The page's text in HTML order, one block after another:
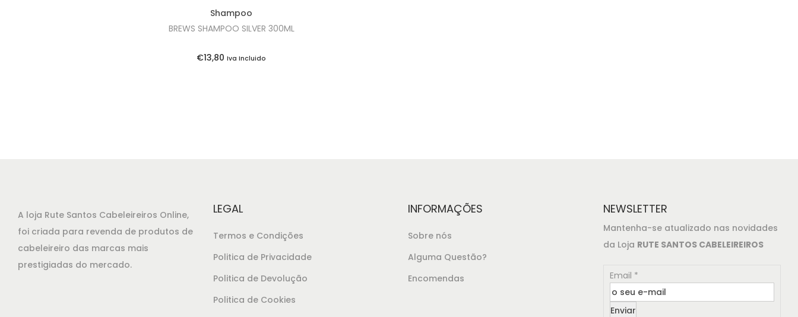
Shampoo
BREWS SHAMPOO SILVER 300ML
€13,80 Iva Incluido
A loja Rute Santos Cabeleireiros Online,
foi criada para revenda de produtos de
cabeleireiro das marcas mais
prestigiadas do mercado.
LEGAL
Termos e Condições
Politica de Privacidade
Politica de Devolução
Politica de Cookies
INFORMAÇÕES
Sobre nós
Alguma Questão?
Encomendas
NEWSLETTER
Mantenha-se atualizado nas novidades
da Loja RUTE SANTOS CABELEIREIROS
Email *
Enviar